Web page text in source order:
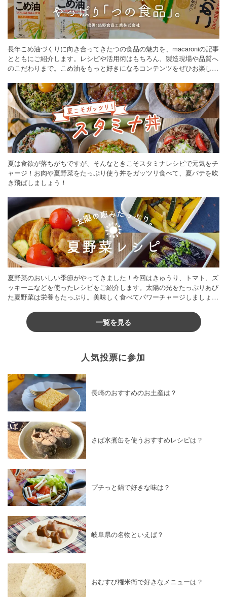
長年こめ油づくりに向き合ってきたつの食品の魅力を、macaroniの記事
とともにご紹介します。レシピや活用術はもちろん、製造現場や品質へ
のこだわりまで。こめ油をもっと好きになるコンテンツをぜひお楽しみ
夏は食欲が落ちがちですが、そんなときこそスタミナレシピで元気をチ
ャージ！お肉や夏野菜をたっぷり使う丼をガッツリ食べて、夏バテを吹
き飛ばしましょう！
夏野菜のおいしい季節がやってきました！今回はきゅうり、トマト、ズ
ッキーニなどを使ったレシピをご紹介します。太陽の光をたっぷりあび
た夏野菜は栄養もたっぷり。美味しく食べてパワーチャージしましょう
一覧を見る
人気投票に参加
長崎のおすすめのお土産は？
さば水煮缶を使うおすすめレシピは？
プチっと鍋で好きな味は？
岐阜県の名物といえば？
おむすび権米衛で好きなメニューは？